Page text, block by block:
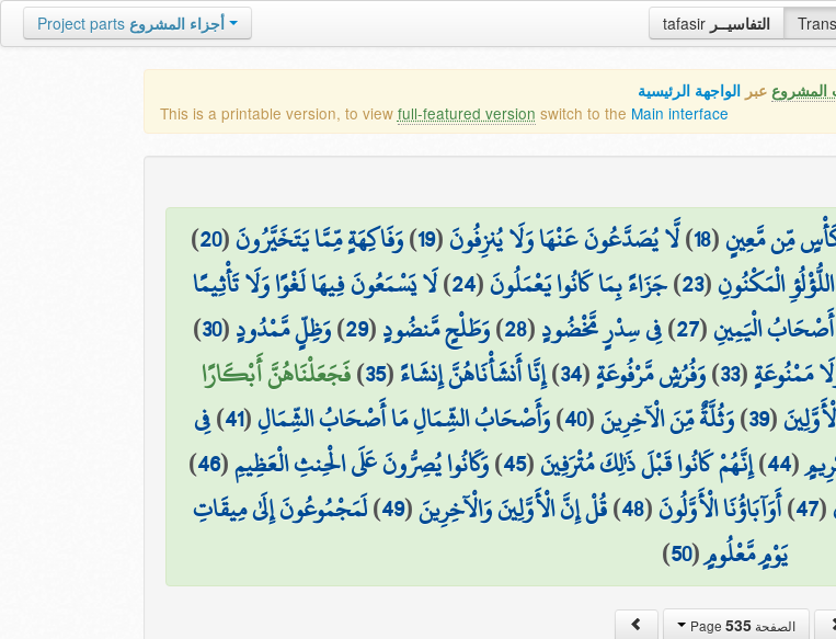
tafasir التفاسيــر Project parts أجزاء المشروع
المشروع عبر الواجهة الرئيسية
This is a printable version, to view full-featured version switch to the Main interface
مِّن مَّعِينٍ(
18
)لَّا يُصَدَّعُونَ عَنْهَا وَلَا يُنزِفُونَ(
19
)وَفَاكِهَةٍ مِّمَّا يَتَخَيَّرُونَ(
20
)
الْمَكْنُونِ(
23
)جَزَاءً بِمَا كَانُوا يَعْمَلُونَ(
24
)لَا يَسْمَعُونَ فِيهَا لَغْوًا وَلَا تَأْثِيمًا
الْيَمِينِ(
27
)فِي سِدْرٍ مَّخْضُودٍ(
28
)وَطَلْحٍ مَّنضُودٍ(
29
)وَظِلٍّ مَّمْدُودٍ(
30
)
مَمْنُوعَةٍ(
33
)وَفُرُشٍ مَّرْفُوعَةٍ(
34
)إِنَّا أَنشَأْنَاهُنَّ إِنشَاءً(
35
)فَجَعَلْنَاهُنَّ أَبْكَارًا
(
39
)وَثُلَّةٌ مِّنَ الْآخِرِينَ(
40
)وَأَصْحَابُ الشِّمَالِ مَا أَصْحَابُ الشِّمَالِ(
41
)فِي
(
44
)إِنَّهُمْ كَانُوا قَبْلَ ذَٰلِكَ مُتْرَفِينَ(
45
)وَكَانُوا يُصِرُّونَ عَلَى الْحِنثِ الْعَظِيمِ(
46
)
(
47
)أَوَآبَاؤُنَا الْأَوَّلُونَ(
48
)قُلْ إِنَّ الْأَوَّلِينَ وَالْآخِرِينَ(
49
)لَمَجْمُوعُونَ إِلَىٰ مِيقَاتِ
يَوْمٍ مَّعْلُومٍ(
50
)
الصفحة Page535